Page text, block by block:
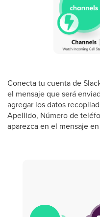
Conecta tu cuenta de
el mensaje que será
agregar los datos
Apellido, Número de
aparezca en el mensaje